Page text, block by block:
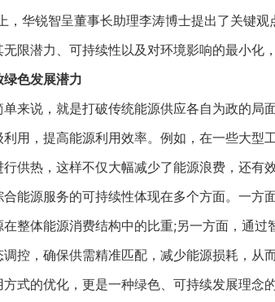
，华锐智呈董事长助理李涛博士提出了关键
限潜力、可持续性以及对环境影响的最小化
色发展潜力
说，就是打破传统能源供应各自为政的局
用，提高能源利用效率。例如，在一些大型
供热，这样不仅大幅减少了能源浪费，还有
源服务的可持续性体现在多个方面。一方
整体能源消费结构中的比重;另一方面，通
控，确保供需精准匹配，减少能源损耗，从
式的优化，更是一种绿色、可持续发展理念的